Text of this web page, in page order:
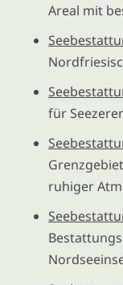
Areal mit
für
ruhiger